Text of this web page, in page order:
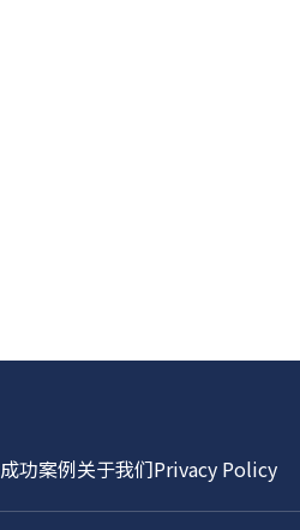
成功案例关于我们Privacy Policy